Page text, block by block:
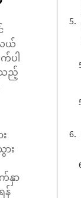
လယ်
ပါ
သည့်
း
နှာ
န်